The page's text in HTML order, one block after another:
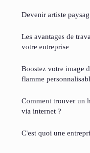
Devenir artiste
Les avantages de
votre entreprise
Boostez votre image
flamme
Comment trouver un
via internet ?
C'est quoi une